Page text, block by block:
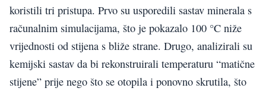
koristili tri pristupa. Prvo su usporedili sastav minerala s
računalnim simulacijama, što je pokazalo 100 °C niže
vrijednosti od stijena s bliže strane. Drugo, analizirali su
kemijski sastav da bi rekonstruirali temperaturu “matične
stijene” prije nego što se otopila i ponovno skrutila, što